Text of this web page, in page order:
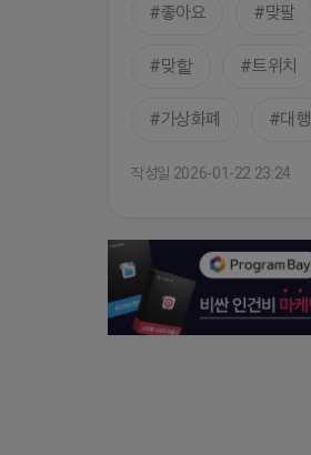
좋아요 맞팔
맞핱 트위치
가상화폐 대행
작성일 2026-01-22 23:24